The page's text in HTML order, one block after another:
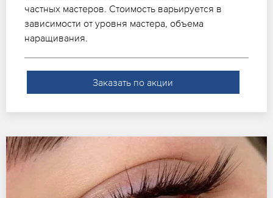
частных мастеров. Стоимость варьируется в
зависимости от уровня мастера, объема
наращивания.
Заказать по акции